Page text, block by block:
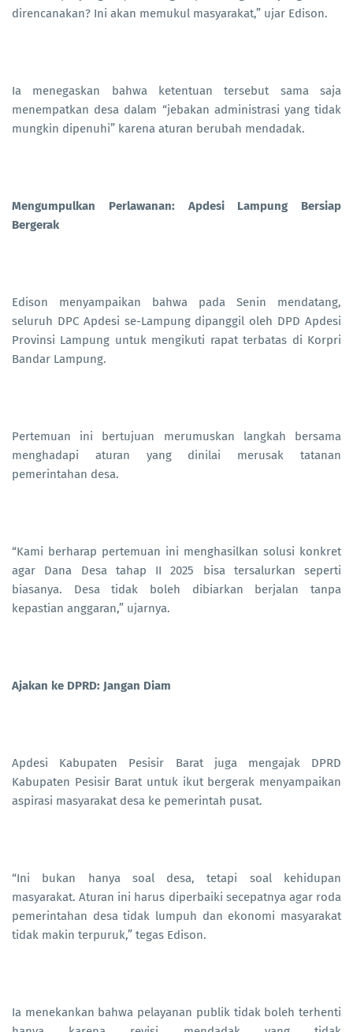
direncanakan? Ini akan memukul masyarakat,” ujar Edison.
Ia menegaskan bahwa ketentuan tersebut sama saja
menempatkan desa dalam “jebakan administrasi yang tidak
mungkin dipenuhi” karena aturan berubah mendadak.
Mengumpulkan Perlawanan: Apdesi Lampung Bersiap
Bergerak
Edison menyampaikan bahwa pada Senin mendatang,
seluruh DPC Apdesi se-Lampung dipanggil oleh DPD Apdesi
Provinsi Lampung untuk mengikuti rapat terbatas di Korpri
Bandar Lampung.
Pertemuan ini bertujuan merumuskan langkah bersama
menghadapi aturan yang dinilai merusak tatanan
pemerintahan desa.
“Kami berharap pertemuan ini menghasilkan solusi konkret
agar Dana Desa tahap II 2025 bisa tersalurkan seperti
biasanya. Desa tidak boleh dibiarkan berjalan tanpa
kepastian anggaran,” ujarnya.
Ajakan ke DPRD: Jangan Diam
Apdesi Kabupaten Pesisir Barat juga mengajak DPRD
Kabupaten Pesisir Barat untuk ikut bergerak menyampaikan
aspirasi masyarakat desa ke pemerintah pusat.
“Ini bukan hanya soal desa, tetapi soal kehidupan
masyarakat. Aturan ini harus diperbaiki secepatnya agar roda
pemerintahan desa tidak lumpuh dan ekonomi masyarakat
tidak makin terpuruk,” tegas Edison.
Ia menekankan bahwa pelayanan publik tidak boleh terhenti